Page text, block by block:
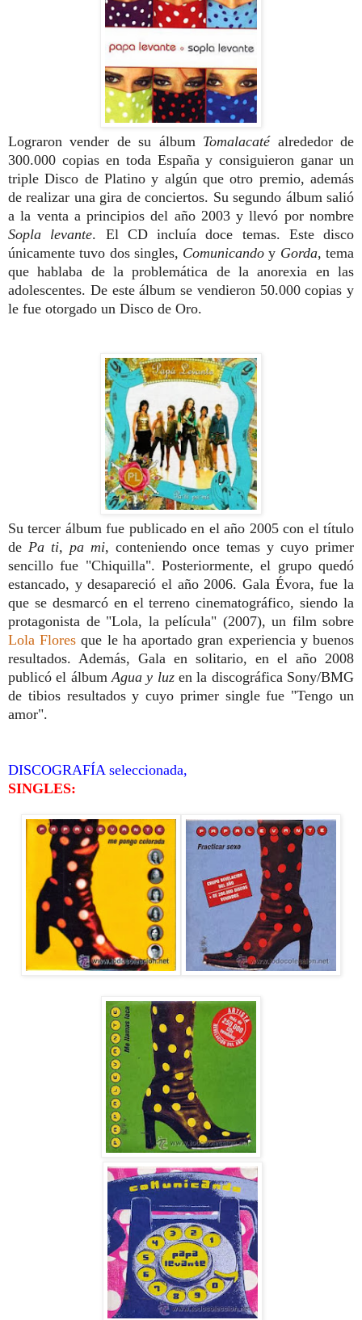
Lograron vender de su álbum Tomalacatéalrededor de
300.000 copias en toda España y consiguieron ganar un
triple Disco de Platino y algún que otro premio, además
de realizar una gira de conciertos. Su segundo álbum salió
a la venta a principios del año 2003 y llevó por nombre
Sopla levante. El CD incluía doce temas. Este disco
únicamente tuvo dos singles, Comunicando y Gorda, tema
que hablaba de la problemática de la anorexia en las
adolescentes. De este álbum se vendieron 50.000 copias y
le fue otorgado un Disco de Oro.
Su tercer álbum fue publicado en el año 2005 con el título
de Pa ti, pa mi, conteniendo once temas y cuyo primer
sencillo fue "Chiquilla". Posteriormente, el grupo quedó
estancado, y desapareció el año 2006. Gala Évora, fue la
que se desmarcó en el terreno cinematográfico, siendo la
protagonista de "Lola, la película" (2007), un film sobre
Lola Flores que le ha aportado gran experiencia y buenos
resultados. Además, Gala en solitario, en el año 2008
publicó el álbumAgua y luzen la discográfica Sony/BMG
de tibios resultados y cuyo primer single fue "Tengo un
amor".
DISCOGRAFÍA seleccionada,
SINGLES: